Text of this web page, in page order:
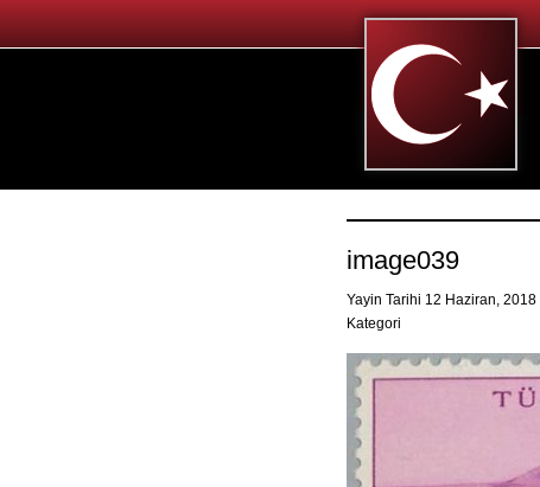
image039
Yayin Tarihi 12 Haziran, 2018
Kategori